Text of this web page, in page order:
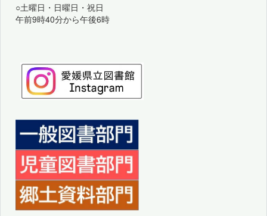
○土曜日・日曜日・祝日
午前9時40分から午後6時